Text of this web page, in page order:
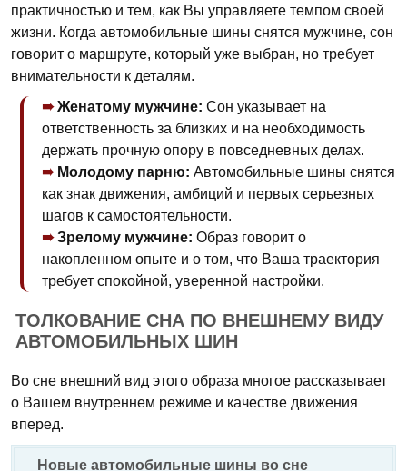
практичностью и тем, как Вы управляете темпом своей
жизни. Когда автомобильные шины снятся мужчине, сон
говорит о маршруте, который уже выбран, но требует
внимательности к деталям.
Женатому мужчине: Сон указывает на
ответственность за близких и на необходимость
держать прочную опору в повседневных делах.
Молодому парню: Автомобильные шины снятся
как знак движения, амбиций и первых серьезных
шагов к самостоятельности.
Зрелому мужчине: Образ говорит о
накопленном опыте и о том, что Ваша траектория
требует спокойной, уверенной настройки.
ТОЛКОВАНИЕ СНА ПО ВНЕШНЕМУ ВИДУ
АВТОМОБИЛЬНЫХ ШИН
Во сне внешний вид этого образа многое рассказывает
о Вашем внутреннем режиме и качестве движения
вперед.
Новые автомобильные шины во сне